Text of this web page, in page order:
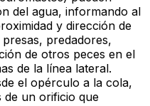
del agua, informando al
y dirección de
predadores,
de otros peces en el
de la línea lateral.
el opérculo a la cola,
de un orificio que